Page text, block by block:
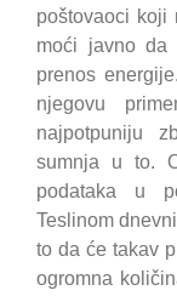
poštovaoci koji
moći javno da
prenos
njegovu
najpotpuniju
sumnja u to.
podataka u
Teslinom
to da će takav
ogromna